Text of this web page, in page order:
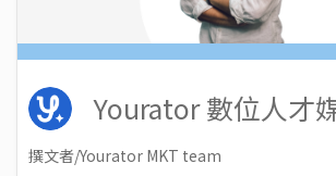
Yourator 數位人才
撰文者/Yourator MKT team